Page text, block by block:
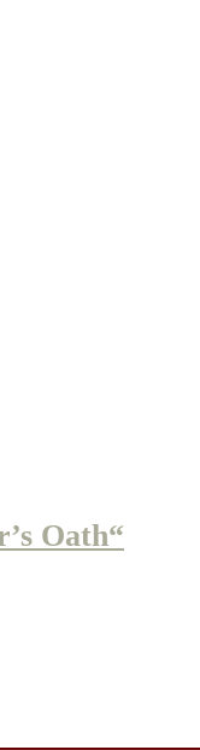
Oath“